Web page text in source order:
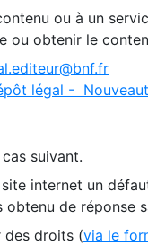
ou à un
ou obtenir le
légal -
suivant.
internet un
obtenu de réponse
des droits (via le